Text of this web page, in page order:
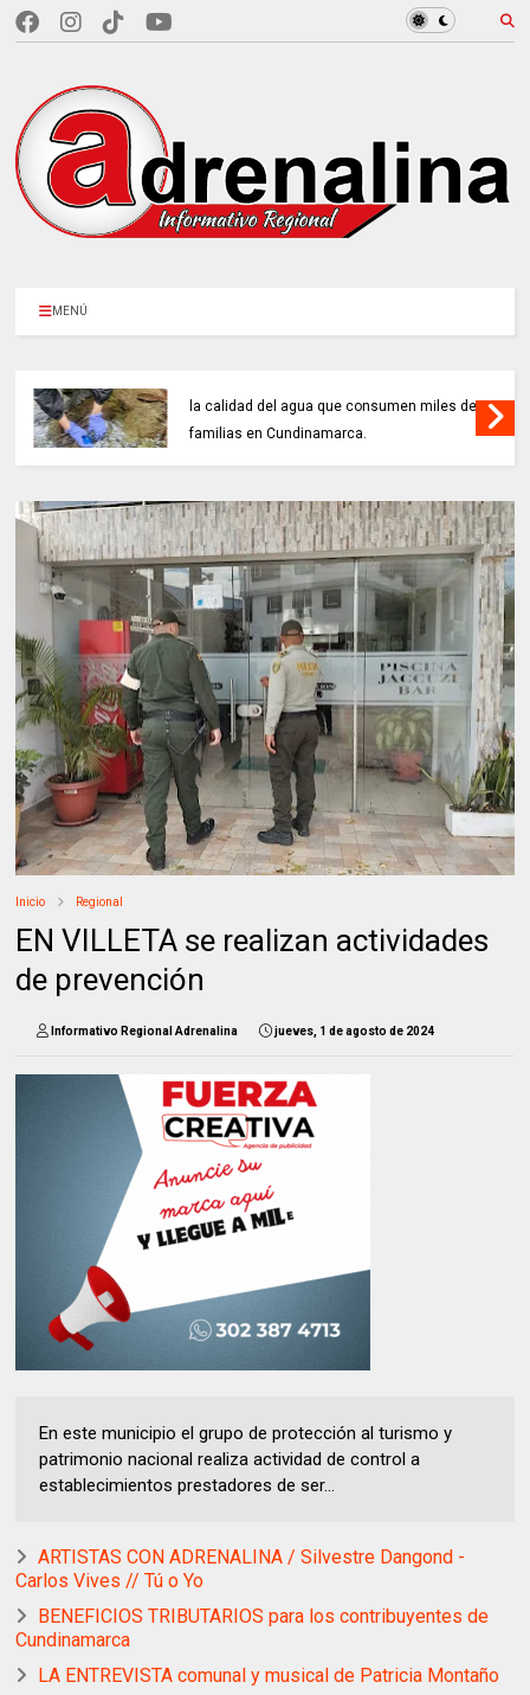
MENÚ
la calidad del agua que consumen miles de
familias en Cundinamarca.
Inicio Regional
EN VILLETA se realizan actividades
de prevención
Informativo Regional Adrenalina jueves, 1 de agosto de 2024
En este municipio el grupo de protección al turismo y
patrimonio nacional realiza actividad de control a
establecimientos prestadores de ser...
ARTISTAS CON ADRENALINA / Silvestre Dangond -
Carlos Vives // Tú o Yo
BENEFICIOS TRIBUTARIOS para los contribuyentes de
Cundinamarca
LA ENTREVISTA comunal y musical de Patricia Montaño